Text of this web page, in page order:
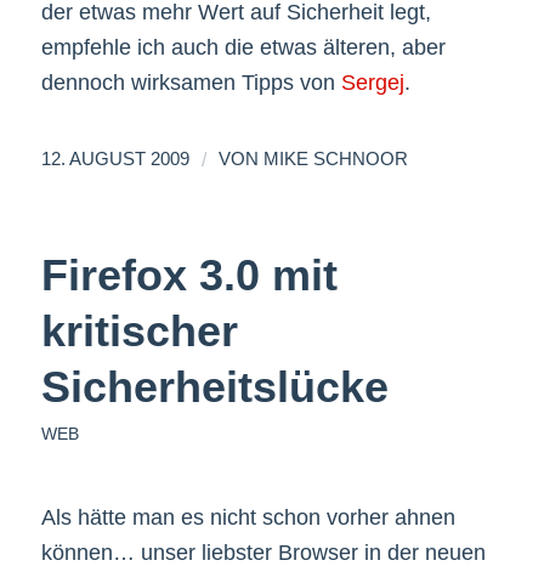
der etwas mehr Wert auf Sicherheit legt,
empfehle ich auch die etwas älteren, aber
dennoch wirksamen Tipps von Sergej.
12. AUGUST 2009 / VON MIKE SCHNOOR
Firefox 3.0 mit
kritischer
Sicherheitslücke
WEB
Als hätte man es nicht schon vorher ahnen
können… unser liebster Browser in der neuen